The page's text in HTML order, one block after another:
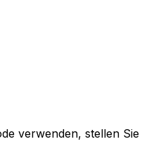
verwenden, stellen Sie